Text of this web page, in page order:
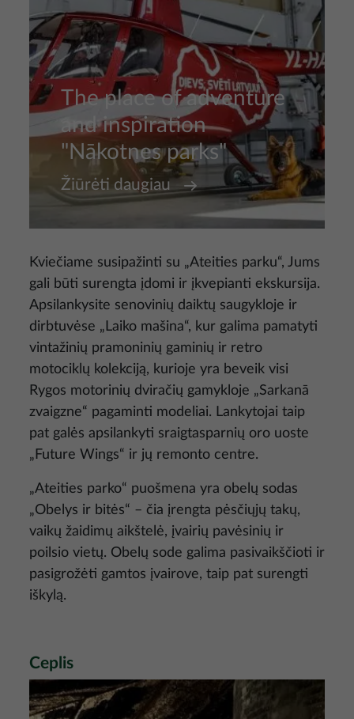
The place of adventure
and inspiration
"Nākotnes parks"
Žiūrėti daugiau
Kviečiame susipažinti su „Ateities parku“, Jums
gali būti surengta įdomi ir įkvepianti ekskursija.
Apsilankysite senovinių daiktų saugykloje ir
dirbtuvėse „Laiko mašina“, kur galima pamatyti
vintažinių pramoninių gaminių ir retro
motociklų kolekciją, kurioje yra beveik visi
Rygos motorinių dviračių gamykloje „Sarkanā
zvaigzne“ pagaminti modeliai. Lankytojai taip
pat galės apsilankyti sraigtasparnių oro uoste
„Future Wings“ ir jų remonto centre.
„Ateities parko“ puošmena yra obelų sodas
„Obelys ir bitės“ – čia įrengta pėsčiųjų takų,
vaikų žaidimų aikštelė, įvairių pavėsinių ir
poilsio vietų. Obelų sode galima pasivaikščioti ir
pasigrožėti gamtos įvairove, taip pat surengti
iškylą.
Ceplis
Nuotrauka